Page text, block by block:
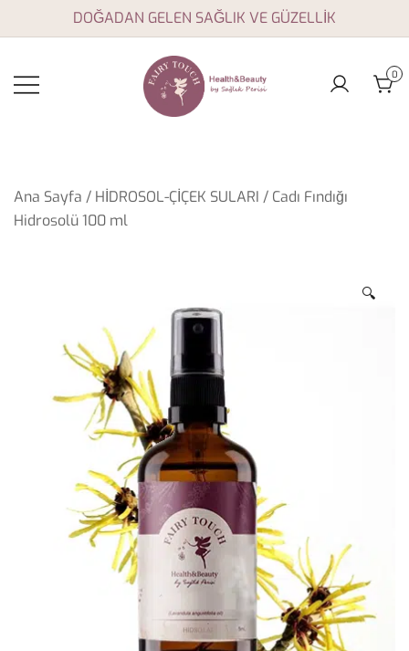
to
DOĞADAN GELEN SAĞLIK VE GÜZELLİK
0
Ana Sayfa / HİDROSOL-ÇİÇEK SULARI / Cadı Fındığı
Hidrosolü 100 ml
🔍